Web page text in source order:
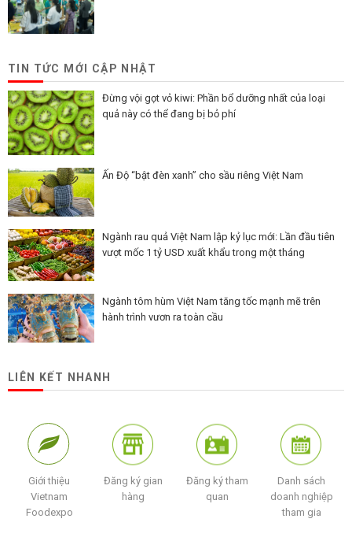
TIN TỨC MỚI CẬP NHẬT
Đừng vội gọt vỏ kiwi: Phần bổ dưỡng nhất của loại
quả này có thể đang bị bỏ phí
Ấn Độ “bật đèn xanh” cho sầu riêng Việt Nam
Ngành rau quả Việt Nam lập kỷ lục mới: Lần đầu tiên
vượt mốc 1 tỷ USD xuất khẩu trong một tháng
Ngành tôm hùm Việt Nam tăng tốc mạnh mẽ trên
hành trình vươn ra toàn cầu
LIÊN KẾT NHANH
Giới thiệu
Vietnam
Foodexpo
Đăng ký gian
hàng
Đăng ký tham
quan
Danh sách
doanh nghiệp
tham gia